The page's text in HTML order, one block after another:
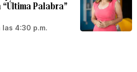
Palabra”
4:30 p.m.